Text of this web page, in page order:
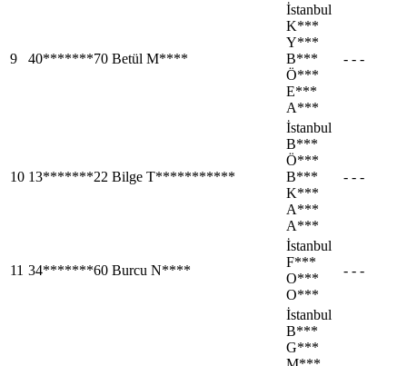
9 40*******70 Betül M****
İstanbul
K***
Y***
B***
Ö***
E***
A***
- - -
10 13*******22 Bilge T***********
İstanbul
B***
Ö***
B***
K***
A***
A***
- - -
11 34*******60 Burcu N****
İstanbul
F***
O***
O***
- - -
İstanbul
B***
G***